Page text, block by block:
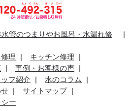
管のつまりやお風呂・水漏れ修
修理
キッチン修理
事例・お客様の声
フ紹介
水のコラム
サイトマップ
ー